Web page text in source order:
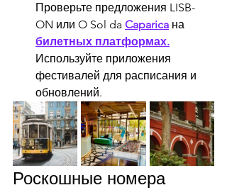
Проверьте предложения LISB-
ON или O Sol da Caparica на
билетных платформах.
Используйте приложения
фестивалей для расписания и
обновлений.
Роскошные номера